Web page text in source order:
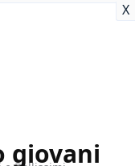
X
giovani